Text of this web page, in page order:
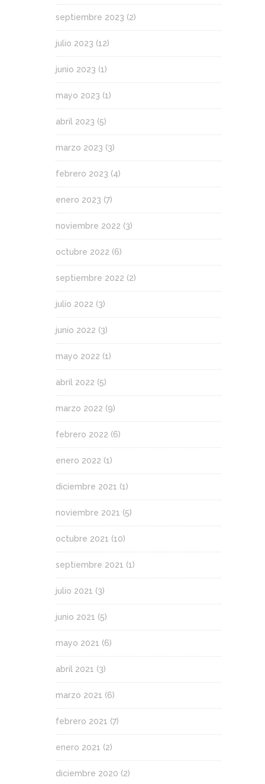
septiembre 2023 (2)
julio 2023 (12)
junio 2023 (1)
mayo 2023 (1)
abril 2023 (5)
marzo 2023 (3)
febrero 2023 (4)
enero 2023 (7)
noviembre 2022 (3)
octubre 2022 (6)
septiembre 2022 (2)
julio 2022 (3)
junio 2022 (3)
mayo 2022 (1)
abril 2022 (5)
marzo 2022 (9)
febrero 2022 (6)
enero 2022 (1)
diciembre 2021 (1)
noviembre 2021 (5)
octubre 2021 (10)
septiembre 2021 (1)
julio 2021 (3)
junio 2021 (5)
mayo 2021 (6)
abril 2021 (3)
marzo 2021 (6)
febrero 2021 (7)
enero 2021 (2)
diciembre 2020 (2)